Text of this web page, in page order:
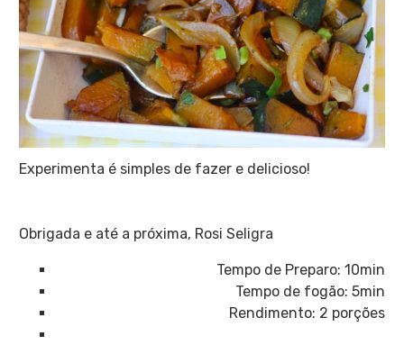
Experimenta é simples de fazer e delicioso!
Obrigada e até a próxima, Rosi Seligra
Tempo de Preparo: 10min
Tempo de fogão: 5min
Rendimento: 2 porções